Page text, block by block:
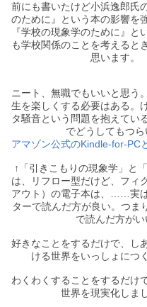
前にも書いたけど小浜逸郎氏
のために』という本の影響を
『学校の現象学のために』と
も学校関係のことを考えると
思います。
ニート、無職でもいいと思う
生を楽しくする必要はある。
タ騒音という問題を抱えてい
でどうしてもつら
アマゾン公式のKindle-for-PC
↑「引きこもりの現象学」と
は、リフロー型だけど、フィ
アウト）の電子本は、……実
ターで読んだ方が良い。つま
で読んだ方がい
好きなことをするだけで、し
ける世界をいっしょにつ
わくわくすることをするだけ
世界を現実化しま